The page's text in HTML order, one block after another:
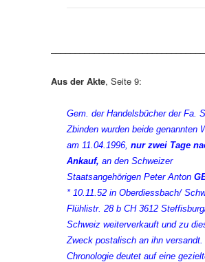
Aus der Akte, Seite 9:
Gem. der Handelsbücher der Fa.
Zbinden wurden beide genannten
am 11.04.1996, nur zwei Tage
Ankauf, an den Schweizer
Staatsangehörigen Peter Anton
* 10.11.52 in Oberdiessbach/
Flühlistr. 28 b CH 3612
Schweiz weiterverkauft und zu
Zweck postalisch an ihn versandt.
Chronologie deutet aufeine